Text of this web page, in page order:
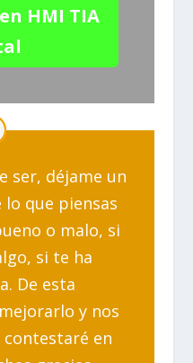
HMI TIA
ser, déjame un
que piensas
o malo, si
si te ha
De esta
y nos
en